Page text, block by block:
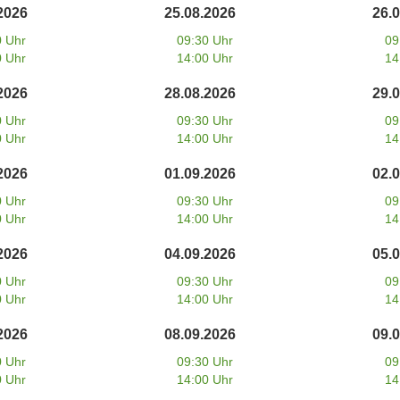
Uhr
Uhr
25.08.2026
09:30 Uhr
14:00 Uhr
Uhr
Uhr
28.08.2026
09:30 Uhr
14:00 Uhr
Uhr
Uhr
01.09.2026
09:30 Uhr
14:00 Uhr
Uhr
Uhr
04.09.2026
09:30 Uhr
14:00 Uhr
Uhr
Uhr
08.09.2026
09:30 Uhr
14:00 Uhr